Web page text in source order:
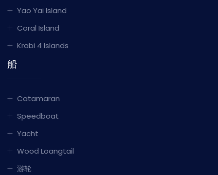
Yao Yai Island
Coral Island
Krabi 4 Islands
船
Catamaran
Speedboat
Yacht
Wood Loangtail
游轮